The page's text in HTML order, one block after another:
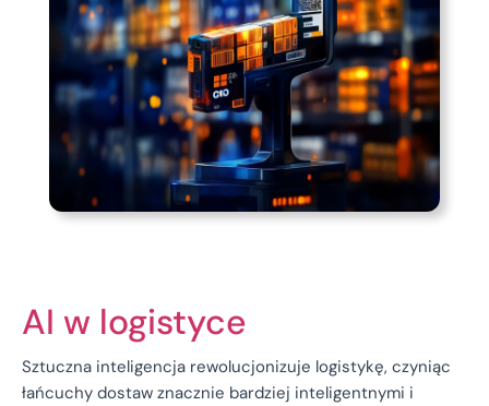
AI w logistyce
Sztuczna inteligencja rewolucjonizuje logistykę, czyniąc
łańcuchy dostaw znacznie bardziej inteligentnymi i